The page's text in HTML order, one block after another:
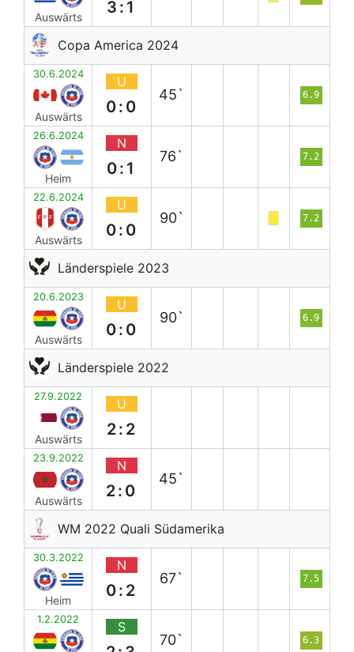
Auswärts
3:1
Copa America 2024
30.6.2024
Auswärts
U
0:0
45` 6.9
26.6.2024
Heim
N
0:1
76` 7.2
22.6.2024
Auswärts
U
0:0
90` 7.2
Länderspiele 2023
20.6.2023
Auswärts
U
0:0
90` 6.9
Länderspiele 2022
27.9.2022
Auswärts
U
2:2
23.9.2022
Auswärts
N
2:0
45`
WM 2022 Quali Südamerika
30.3.2022
Heim
N
0:2
67` 7.5
1.2.2022 S
70` 6.3